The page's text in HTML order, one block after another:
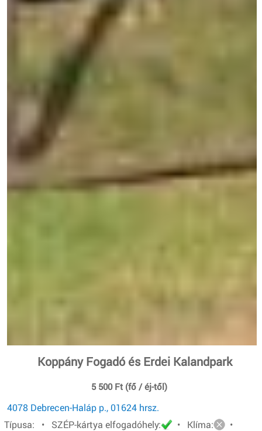
Koppány Fogadó és Erdei Kalandpark
5 500 Ft (fő / éj-től)
4078 Debrecen-Haláp p., 01624 hrsz.
Típusa: • SZÉP-kártya elfogadóhely:
• Klíma:
•